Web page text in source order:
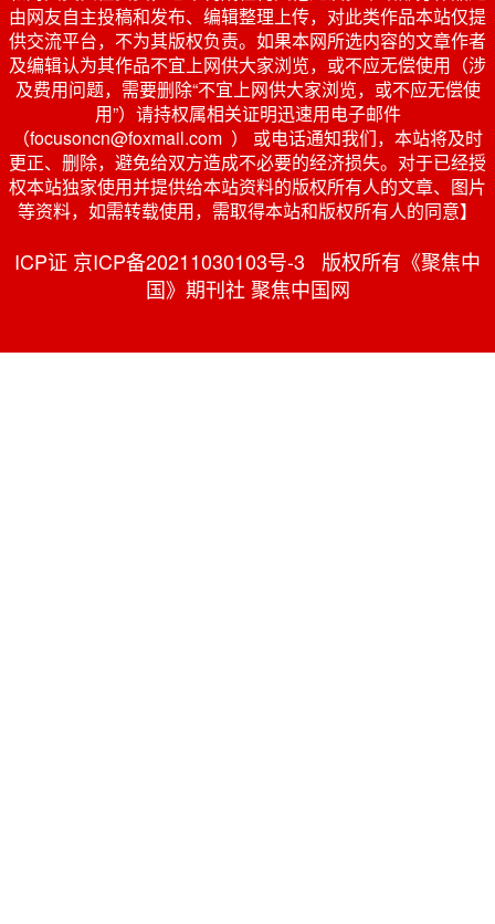
由网友自主投稿和发布、编辑整理上传，对此类作品本站仅提
供交流平台，不为其版权负责。如果本网所选内容的文章作者
及编辑认为其作品不宜上网供大家浏览，或不应无偿使用（涉
及费用问题，需要删除“不宜上网供大家浏览，或不应无偿使
用”）请持权属相关证明迅速用电子邮件
（focusoncn@foxmail.com ） 或电话通知我们，本站将及时
更正、删除，避免给双方造成不必要的经济损失。对于已经授
权本站独家使用并提供给本站资料的版权所有人的文章、图片
等资料，如需转载使用，需取得本站和版权所有人的同意】
ICP证 京ICP备20211030103号-3 版权所有《聚焦中
国》期刊社 聚焦中国网